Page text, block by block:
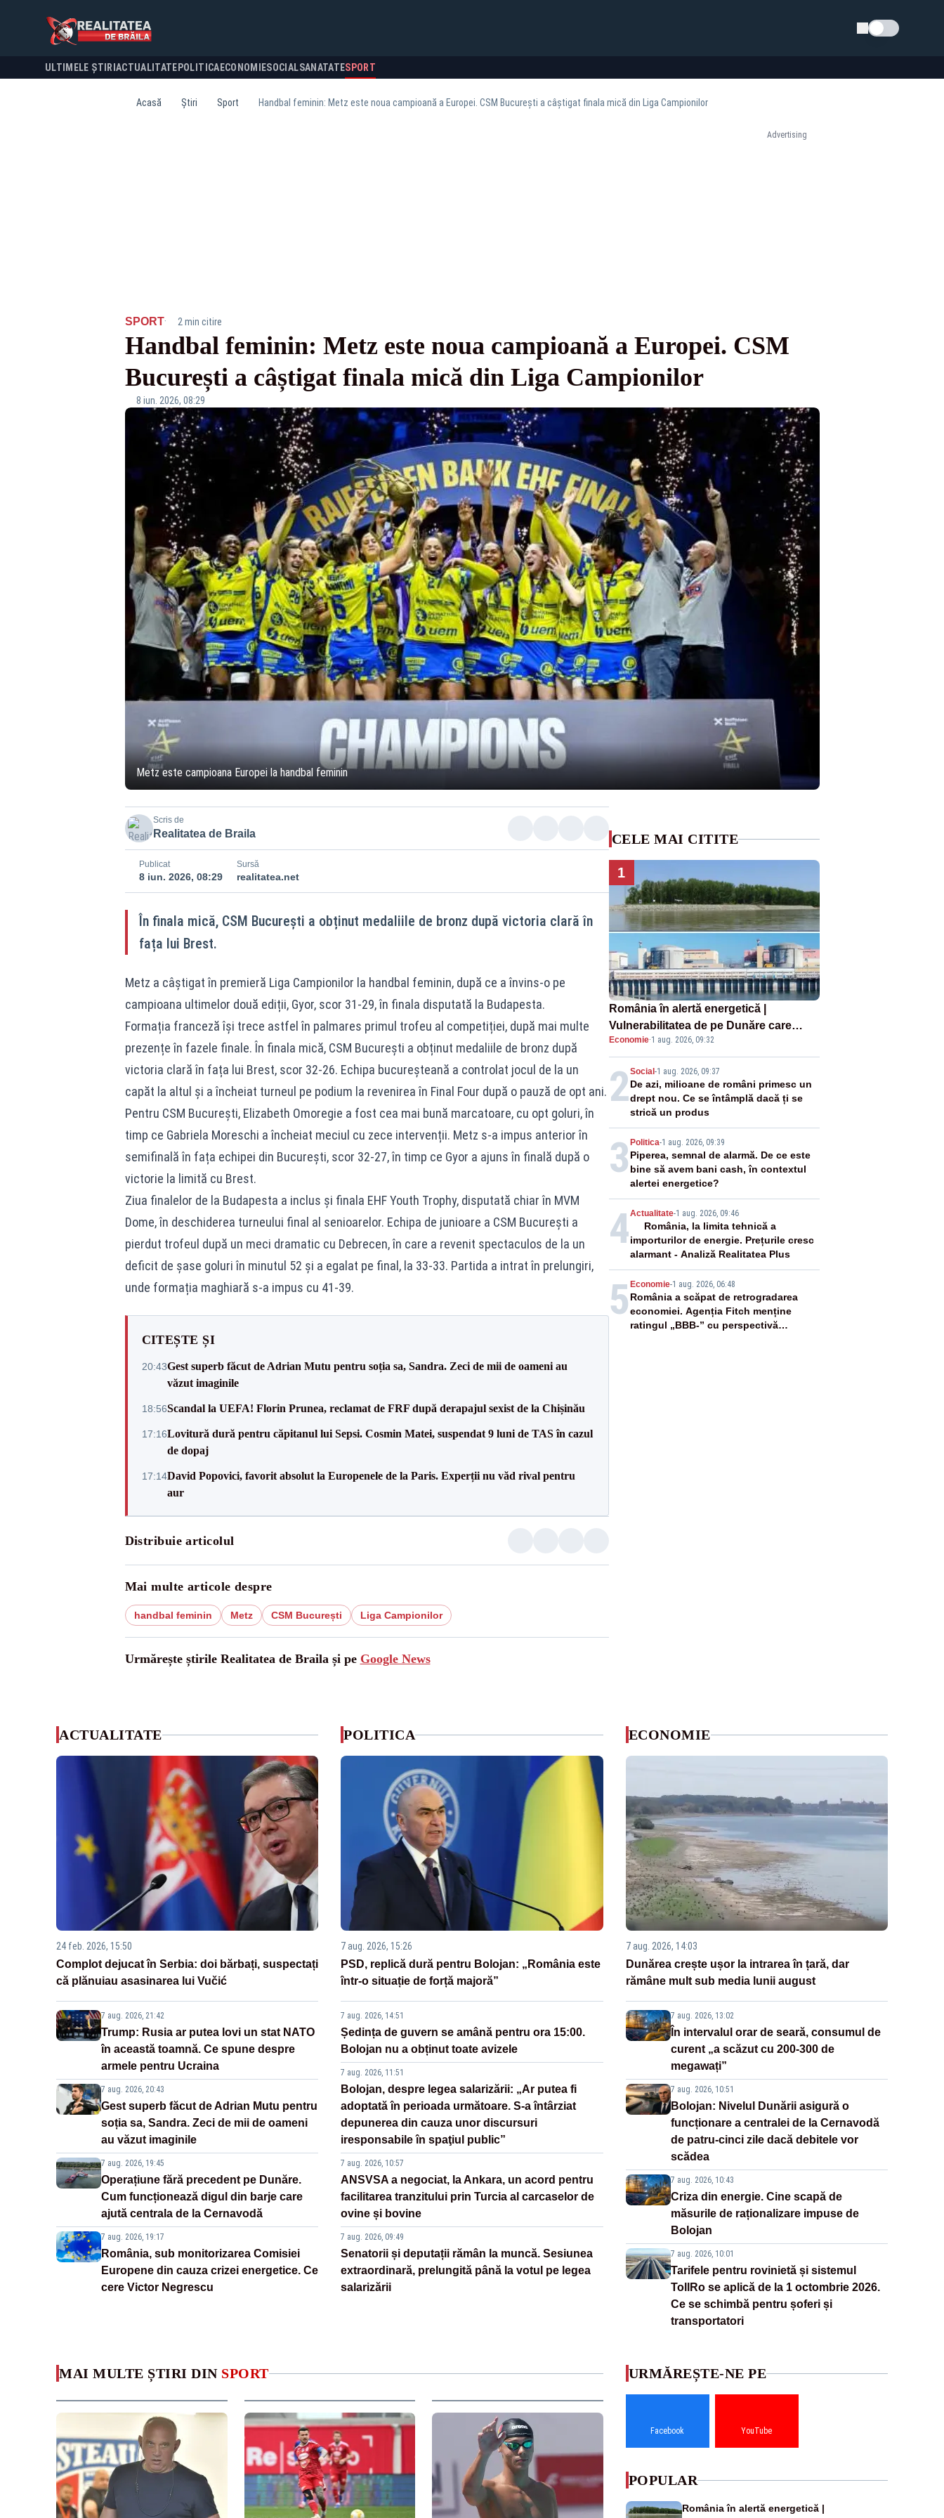
Schimba tema
ULTIMELE ȘTIRI ACTUALITATE POLITICA ECONOMIESOCIALSANATATESPORT
Acasă Știri Sport Handbal feminin: Metz este noua campioană a Europei. CSM București a câștigat finala mică din Liga Campionilor
Advertising
SPORT· 2 min citire
Handbal feminin: Metz este noua campioană a Europei. CSM
București a câștigat finala mică din Liga Campionilor
8 iun. 2026, 08:29
Metz este campioana Europei la handbal feminin
Scris de
Realitatea de Braila
Publicat
8 iun. 2026, 08:29
Sursă
realitatea.net
În finala mică, CSM București a obținut medaliile de bronz după victoria clară în
fața lui Brest.
Metz a câștigat în premieră Liga Campionilor la handbal feminin, după ce a învins-o pe
campioana ultimelor două ediții, Gyor, scor 31-29, în finala disputată la Budapesta.
Formația franceză își trece astfel în palmares primul trofeu al competiției, după mai multe
prezențe în fazele finale. În finala mică, CSM București a obținut medaliile de bronz după
victoria clară în fața lui Brest, scor 32-26. Echipa bucureșteană a controlat jocul de la un
capăt la altul și a încheiat turneul pe podium la revenirea în Final Four după o pauză de opt ani.
Pentru CSM București, Elizabeth Omoregie a fost cea mai bună marcatoare, cu opt goluri, în
timp ce Gabriela Moreschi a încheiat meciul cu zece intervenții. Metz s-a impus anterior în
semifinală în fața echipei din București, scor 32-27, în timp ce Gyor a ajuns în finală după o
victorie la limită cu Brest.
Ziua finalelor de la Budapesta a inclus și finala EHF Youth Trophy, disputată chiar în MVM
Dome, în deschiderea turneului final al senioarelor. Echipa de junioare a CSM București a
pierdut trofeul după un meci dramatic cu Debrecen, în care a revenit spectaculos de la un
deficit de șase goluri în minutul 52 și a egalat pe final, la 33-33. Partida a intrat în prelungiri,
unde formația maghiară s-a impus cu 41-39.
CITEȘTE ȘI
20:43Gest superb făcut de Adrian Mutu pentru soția sa, Sandra. Zeci de mii de oameni au
văzut imaginile
18:56Scandal la UEFA! Florin Prunea, reclamat de FRF după derapajul sexist de la Chișinău
17:16Lovitură dură pentru căpitanul lui Sepsi. Cosmin Matei, suspendat 9 luni de TAS în cazul
de dopaj
17:14David Popovici, favorit absolut la Europenele de la Paris. Experții nu văd rival pentru
aur
Distribuie articolul
Mai multe articole despre
handbal feminin Metz CSM București Liga Campionilor
Urmărește știrile Realitatea de Braila și pe Google News
CELE MAI CITITE
1
România în alertă energetică |
Vulnerabilitatea de pe Dunăre care
pune în pericol Centrala Cernavodă era
cunoscută de pe vremea lui Ceaușescu
Economie·1 aug. 2026, 09:32
2Social -1 aug. 2026, 09:37
De azi, milioane de români primesc un
drept nou. Ce se întâmplă dacă ți se
strică un produs
3 Politica-1 aug. 2026, 09:39
Piperea, semnal de alarmă. De ce este
bine să avem bani cash, în contextul
alertei energetice?
4Actualitate-1 aug. 2026, 09:46
România, la limita tehnică a
importurilor de energie. Prețurile cresc
alarmant - Analiză Realitatea Plus
5 Economie-1 aug. 2026, 06:48
România a scăpat de retrogradarea
economiei. Agenția Fitch menține
ratingul „BBB-” cu perspectivă
ACTUALITATE
24 feb. 2026, 15:50
Complot dejucat în Serbia: doi bărbați, suspectați
că plănuiau asasinarea lui Vučić
7 aug. 2026, 21:42
Trump: Rusia ar putea lovi un stat NATO
în această toamnă. Ce spune despre
armele pentru Ucraina
7 aug. 2026, 20:43
Gest superb făcut de Adrian Mutu pentru
soția sa, Sandra. Zeci de mii de oameni
au văzut imaginile
7 aug. 2026, 19:45
Operațiune fără precedent pe Dunăre.
Cum funcționează digul din barje care
ajută centrala de la Cernavodă
7 aug. 2026, 19:17
România, sub monitorizarea Comisiei
Europene din cauza crizei energetice. Ce
cere Victor Negrescu
POLITICA
7 aug. 2026, 15:26
PSD, replică dură pentru Bolojan: „România este
într-o situație de forță majoră”
7 aug. 2026, 14:51
Ședința de guvern se amână pentru ora 15:00.
Bolojan nu a obținut toate avizele
7 aug. 2026, 11:51
Bolojan, despre legea salarizării: „Ar putea fi
adoptată în perioada următoare. S-a întârziat
depunerea din cauza unor discursuri
iresponsabile în spaţiul public”
7 aug. 2026, 10:57
ANSVSA a negociat, la Ankara, un acord pentru
facilitarea tranzitului prin Turcia al carcaselor de
ovine și bovine
7 aug. 2026, 09:49
Senatorii și deputații rămân la muncă. Sesiunea
extraordinară, prelungită până la votul pe legea
salarizării
ECONOMIE
7 aug. 2026, 14:03
Dunărea crește ușor la intrarea în țară, dar
rămâne mult sub media lunii august
7 aug. 2026, 13:02
În intervalul orar de seară, consumul de
curent „a scăzut cu 200-300 de
megawați”
7 aug. 2026, 10:51
Bolojan: Nivelul Dunării asigură o
funcționare a centralei de la Cernavodă
de patru-cinci zile dacă debitele vor
scădea
7 aug. 2026, 10:43
Criza din energie. Cine scapă de
măsurile de raționalizare impuse de
Bolojan
7 aug. 2026, 10:01
Tarifele pentru rovinietă și sistemul
TollRo se aplică de la 1 octombrie 2026.
Ce se schimbă pentru șoferi și
transportatori
MAI MULTE ȘTIRI DIN SPORT URMĂREȘTE-NE PE
Facebook YouTube
POPULAR
România în alertă energetică |